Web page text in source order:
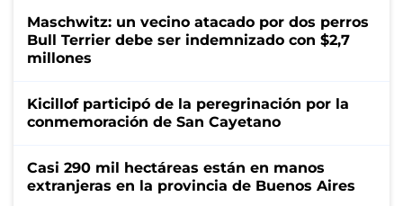
Maschwitz: un vecino atacado por dos perros
Bull Terrier debe ser indemnizado con $2,7
millones
Kicillof participó de la peregrinación por la
conmemoración de San Cayetano
Casi 290 mil hectáreas están en manos
extranjeras en la provincia de Buenos Aires